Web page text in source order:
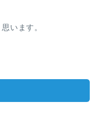
います。